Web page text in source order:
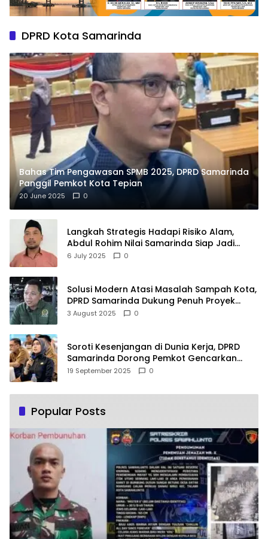
DPRD Kota Samarinda
Bahas Tim Pengawasan SPMB 2025, DPRD Samarinda
Panggil Pemkot Kota Tepian
20 June 2025 0
Langkah Strategis Hadapi Risiko Alam,
Abdul Rohim Nilai Samarinda Siap Jadi
Pusat Logistik Bencana Kalimantan
6 July 2025 0
Solusi Modern Atasi Masalah Sampah Kota,
DPRD Samarinda Dukung Penuh Proyek
PLTSA
3 August 2025 0
Soroti Kesenjangan di Dunia Kerja, DPRD
Samarinda Dorong Pemkot Gencarkan
Pemberdayaan Perempuan
19 September 2025 0
Popular Posts